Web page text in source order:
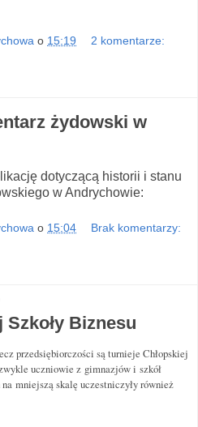
o 15:19 2 komentarze:
żydowski w
dotyczącą historii i stanu
w Andrychowie:
o 15:04 Brak komentarzy:
Szkoły Biznesu
przedsiębiorczości są turnieje Chłopskiej
uczniowie z gimnazjów i szkół
mniejszą skalę uczestniczyły również